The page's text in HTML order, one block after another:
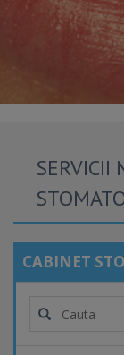
SERVICII
CABINET